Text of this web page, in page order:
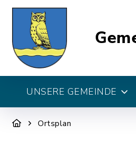
UNSERE GEMEINDE
Ortsplan